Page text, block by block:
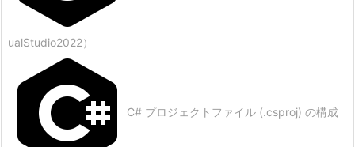
ualStudio2022）
C# プロジェクトファイル (.csproj) の構成